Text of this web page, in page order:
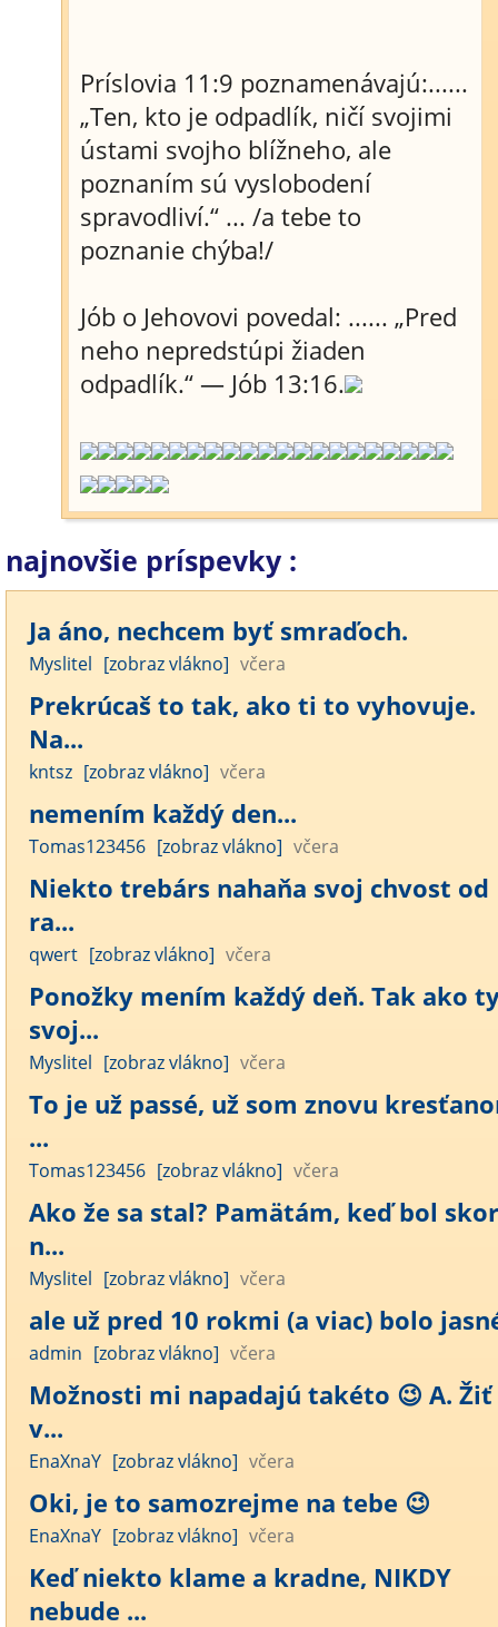
Príslovia 11:9 poznamenávajú:......
„Ten, kto je odpadlík, ničí svojimi
ústami svojho blížneho, ale
poznaním sú vyslobodení
spravodliví.“ ... /a tebe to
poznanie chýba!/
Jób o Jehovovi povedal: ...... „Pred
neho nepredstúpi žiaden
odpadlík.“ — Jób 13:16.
najnovšie príspevky :
Ja áno, nechcem byť smraďoch.
Myslitel [zobraz vlákno] včera
Prekrúcaš to tak, ako ti to vyhovuje.
Na...
kntsz [zobraz vlákno] včera
nemením každý den...
Tomas123456 [zobraz vlákno] včera
Niekto trebárs nahaňa svoj chvost od
ra...
qwert [zobraz vlákno] včera
Ponožky mením každý deň. Tak ako
svoj...
Myslitel [zobraz vlákno] včera
To je už passé, už som znovu
...
Tomas123456 [zobraz vlákno] včera
Ako že sa stal? Pamätám, keď bol
n...
Myslitel [zobraz vlákno] včera
ale už pred 10 rokmi (a viac) bolo
admin [zobraz vlákno] včera
Možnosti mi napadajú takéto 😉 A. Žiť
v...
EnaXnaY [zobraz vlákno] včera
Oki, je to samozrejme na tebe 😉
EnaXnaY [zobraz vlákno] včera
Keď niekto klame a kradne, NIKDY
nebude ...